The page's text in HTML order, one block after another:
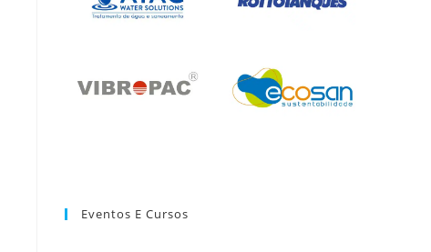
Eventos E Cursos